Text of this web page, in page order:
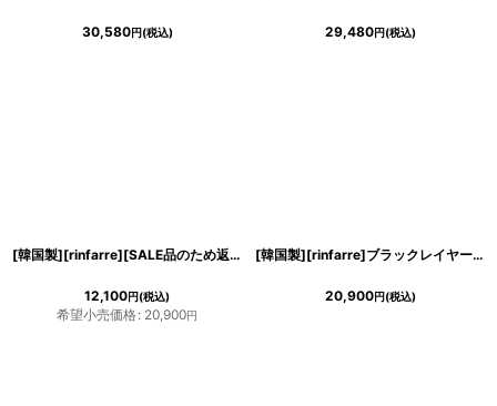
30,580円(税込) 29,480円(税込)
[韓国製][rinfarre][SALE品のため返品不可＆再入荷なしの現品限り]ポップデザイン・襟&ボタン・半袖 ・タイト・ショート・ミニドレス・ワンピース[MIRIN着用][送料無料]
12,100円(税込)
希望小売価格: 20,900円
[韓国製][rinfarre]ブラックレイヤード・Vネック・長袖・シンプル・タイト・ショート・ミニドレス・ワンピース[れお着用][送料無料]
20,900円(税込)